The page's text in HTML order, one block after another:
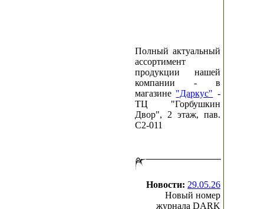
Полный актуальный
ассортимент
продукции нашей
компании - в
магазине "Даркус" -
ТЦ "Горбушкин
Двор", 2 этаж, пав.
C2-011
Новости: 29.05.26
Новый номер
журнала DARK